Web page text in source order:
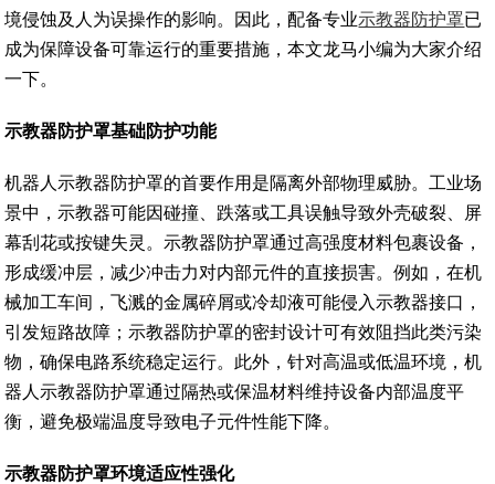
境侵蚀及人为误操作的影响。因此，配备专业示教器防护罩已
成为保障设备可靠运行的重要措施，本文龙马小编为大家介绍
一下。
示教器防护罩基础防护功能
机器人示教器防护罩的首要作用是隔离外部物理威胁。工业场
景中，示教器可能因碰撞、跌落或工具误触导致外壳破裂、屏
幕刮花或按键失灵。示教器防护罩通过高强度材料包裹设备，
形成缓冲层，减少冲击力对内部元件的直接损害。例如，在机
械加工车间，飞溅的金属碎屑或冷却液可能侵入示教器接口，
引发短路故障；示教器防护罩的密封设计可有效阻挡此类污染
物，确保电路系统稳定运行。此外，针对高温或低温环境，机
器人示教器防护罩通过隔热或保温材料维持设备内部温度平
衡，避免极端温度导致电子元件性能下降。
示教器防护罩环境适应性强化